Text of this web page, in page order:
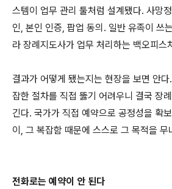
스템이 업무 관리 툴처럼 설계됐다. 사망
인, 본인 인증, 팝업 동의. 일반 유족이 쓰
라 장례지도사가 업무 처리하는 백오피스
결과가 어떻게 됐는지는 현장을 보면 안
잡한 절차를 직접 뚫기 어려우니 결국 장
긴다. 국가가 직접 예약으로 공정성을 확
이, 그 복잡함 때문에 스스로 그 목적을 무
전화로는 예약이 안 된다